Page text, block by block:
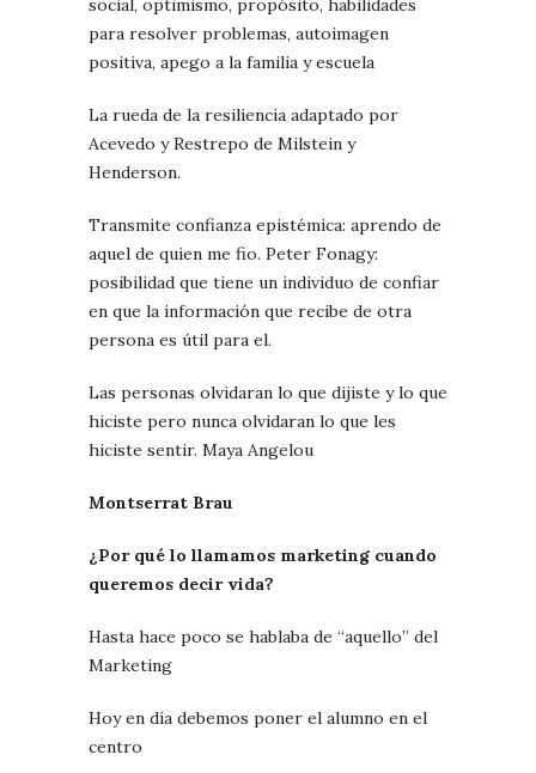
social, optimismo, propósito, habilidades
para resolver problemas, autoimagen
positiva, apego a la familia y escuela
La rueda de la resiliencia adaptado por
Acevedo y Restrepo de Milstein y
Henderson.
Transmite confianza epistémica: aprendo de
aquel de quien me fio. Peter Fonagy:
posibilidad que tiene un individuo de confiar
en que la información que recibe de otra
persona es útil para el.
Las personas olvidaran lo que dijiste y lo que
hiciste pero nunca olvidaran lo que les
hiciste sentir. Maya Angelou
Montserrat Brau
¿Por qué lo llamamos marketing cuando
queremos decir vida?
Hasta hace poco se hablaba de “aquello” del
Marketing
Hoy en día debemos poner el alumno en el
centro